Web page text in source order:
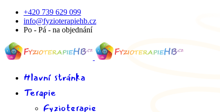
+420 739 629 099
info@fyzioterapiehb.cz
Po - Pá - na objednání
Hlavní stránka
Terapie
Fyzioterapie